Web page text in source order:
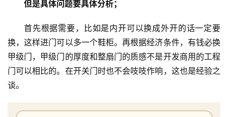
庭
院
大
门
但是具体问题要具体分析；
首先根据需要，比如是内开可以换成外开的话一定要
换，这样进门可以多一个鞋柜。再根据经济条件，有钱必换
甲级门，甲级门的厚度和整扇门的质感不是开发商用的工程
门可以相比的。在开关门时也不会吱吱作响，这也是经验之
谈。